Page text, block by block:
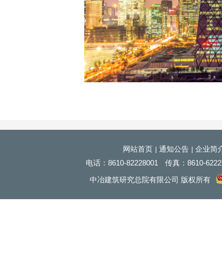
网站首页 |通知公告 |企业简
电话：8610-82228001 传真：8610-
中冶建筑研究总院有限公司 版权所有